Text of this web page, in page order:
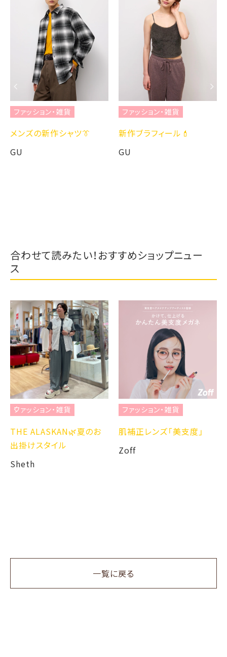
ファッション・雑貨
メンズの新作シャツ👔
GU
ファッション・雑貨
新作ブラフィール💄
GU
合わせて読みたい！おすすめショップニュー
ス
ファッション・雑貨
THE ALASKAN🌿夏のお
出掛けスタイル
Sheth
ファッション・雑貨
肌補正レンズ「美支度」
Zoff
一覧に戻る